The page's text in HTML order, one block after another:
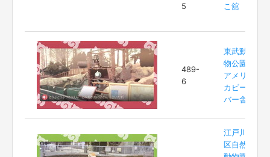
5
こ舘
489-
6
東武動
物公園
アメリ
カビー
バー舎
江戸川
区自然